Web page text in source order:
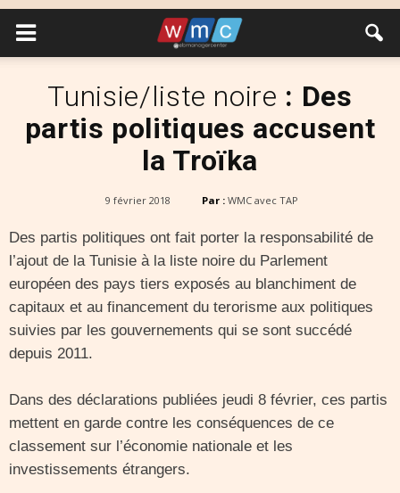
Tunisie/liste noire : Des
partis politiques accusent
la Troïka
9 février 2018 Par : WMC avec TAP
Des partis politiques ont fait porter la responsabilité de
l’ajout de la Tunisie à la liste noire du Parlement
européen des pays tiers exposés au blanchiment de
capitaux et au financement du terorisme aux politiques
suivies par les gouvernements qui se sont succédé
depuis 2011.
Dans des déclarations publiées jeudi 8 février, ces partis
mettent en garde contre les conséquences de ce
classement sur l’économie nationale et les
investissements étrangers.